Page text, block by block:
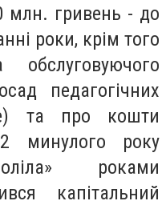
млн. гривень - до
роки, крім того
педагогічних
та про кошти
року
роками
капітальний